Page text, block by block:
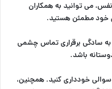
می توانید به همکاران
خود مطمئن هستید.
به سادگی برقراری تماس چشمی
باشد.
خودداری کنید. همچنین،